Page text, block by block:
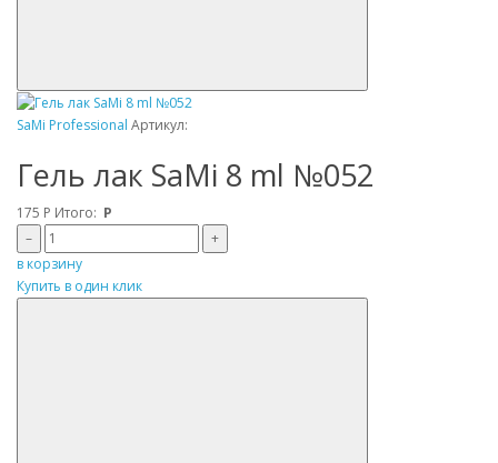
SaMi Professional Артикул:
Гель лак SaMi 8 ml №052
175 Р Итого: Р
–
+
в корзину
Купить в один клик